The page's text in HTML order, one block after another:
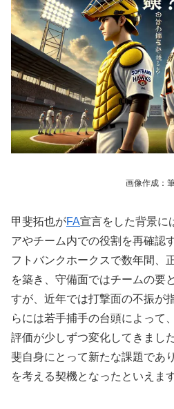
画像作成：
甲斐拓也がFA宣言をした背景に
アやチーム内での役割を再確認
フトバンクホークスで数年間、
を築き、守備面ではチームの要
すが、近年では打撃面の不振が
らには若手捕手の台頭によって
評価が少しずつ変化してきまし
斐自身にとって新たな課題であ
を考える契機となったといえます